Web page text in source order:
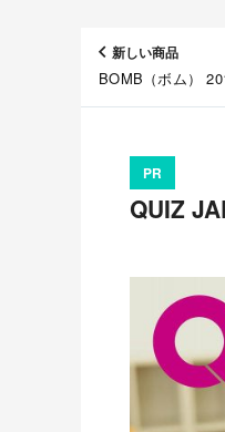
新しい商品
BOMB（ボム）
PR
QUIZ